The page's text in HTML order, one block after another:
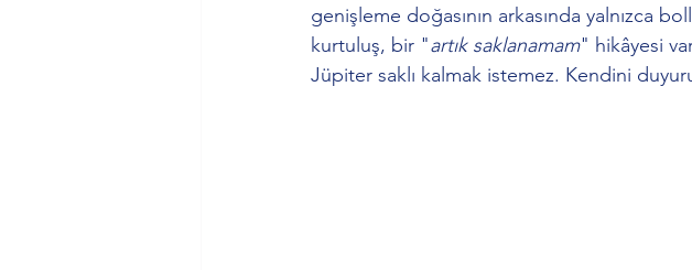
genişleme doğasının arkasında yalnızca
kurtuluş, bir "artık saklanamam" hikâyesi
Jüpiter saklı kalmak istemez. Kendini